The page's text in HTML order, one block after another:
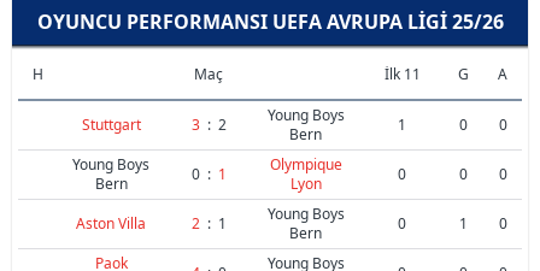
OYUNCU PERFORMANSI UEFA AVRUPA LIGI 25/26
H Maç İlk 11 G A
Stuttgart 3 : 2
Young Boys
Bern
1 0
0
Young Boys
Bern
0 : 1
Olympique
Lyon
0 0 0
Aston Villa 2 : 1
Young Boys
Bern
0 1
0
Paok
Young Boys